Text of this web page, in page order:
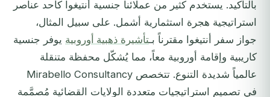
بالتأكيد. يستخدم كثير من عملائنا جنسية أنتيغوا كأحد عناصر
استراتيجية هجرة استثمارية أشمل. على سبيل المثال،
جواز سفر أنتيغوا مقترناً بـتأشيرة ذهبية أوروبية يوفر جنسية
كاريبية وإقامة أوروبية معاً، مما يُشكّل محفظة متنقلة
عالمياً شديدة التنوع. تتخصص Mirabello Consultancy
في تصميم استراتيجيات متعددة الولايات القضائية مُصمَّمة